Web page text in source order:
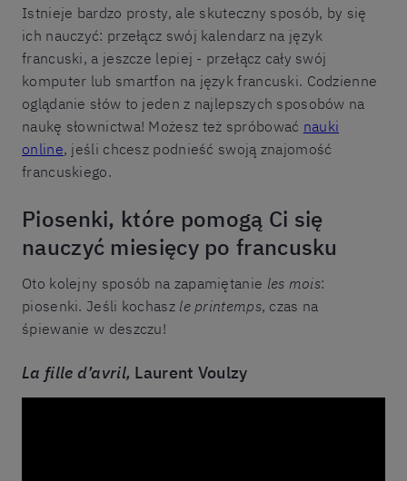
Istnieje bardzo prosty, ale skuteczny sposób, by się
ich nauczyć: przełącz swój kalendarz na język
francuski, a jeszcze lepiej - przełącz cały swój
komputer lub smartfon na język francuski. Codzienne
oglądanie słów to jeden z najlepszych sposobów na
naukę słownictwa! Możesz też spróbować nauki
online, jeśli chcesz podnieść swoją znajomość
francuskiego.
Piosenki, które pomogą Ci się
nauczyć miesięcy po francusku
Oto kolejny sposób na zapamiętanie les mois:
piosenki. Jeśli kochasz le printemps, czas na
śpiewanie w deszczu!
La fille d’avril, Laurent Voulzy